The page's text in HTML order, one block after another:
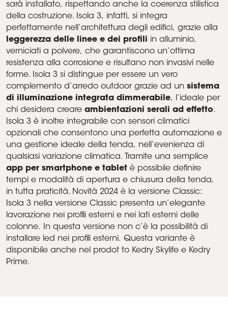
sarà installato, rispettando anche la coerenza stilistica
della costruzione. Isola 3, infatti, si integra
perfettamente nell’architettura degli edifici, grazie alla
leggerezza delle linee e dei profili in alluminio,
verniciati a polvere, che garantiscono un’ottima
resistenza alla corrosione e risultano non invasivi nelle
forme. Isola 3 si distingue per essere un vero
complemento d’arredo outdoor grazie ad un sistema
di illuminazione integrata dimmerabile, l’ideale per
chi desidera creare ambientazioni serali ad effetto.
Isola 3 è inoltre integrabile con sensori climatici
opzionali che consentono una perfetta automazione e
una gestione ideale della tenda, nell’evenienza di
qualsiasi variazione climatica. Tramite una semplice
app per smartphone e tablet è possibile definire
tempi e modalità di apertura e chiusura della tenda,
in tutta praticità. Novità 2024 è la versione Classic:
Isola 3 nella versione Classic presenta un’elegante
lavorazione nei profili esterni e nei lati esterni delle
colonne. In questa versione non c’è la possibilità di
installare led nei profili esterni. Questa variante è
disponibile anche nel prodot to Kedry Skylife e Kedry
Prime.